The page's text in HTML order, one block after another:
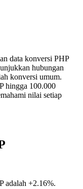
data konversi PHP
hubungan
konversi umum.
hingga 100.000
nilai setiap
adalah +2.16%.